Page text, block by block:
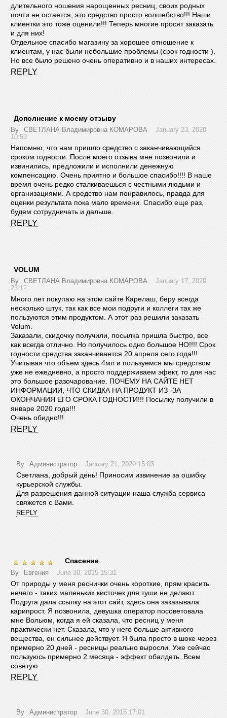
длительного ношения нарощенных ресниц, своих родных
почти не остается, это средство просто волшебство!!! Наши
клиентки это тоже оценили!!! Теперь многие просят заказать
и для них!
Отдельное спасибо магазину за хорошее отношение к
клиентам, у нас были небольшие проблемы (срок годности ).
Но все было решено очень оперативно и в наших интересах.
REPLY
Дополнение к моему отзыву
By СВЕТЛАНА Владимировна КОМАРОВА
January 23, 2020
10:53
Напомню, что нам пришло средство с заканчивающийся
сроком годности. После моего отзыва мне позвонили и
извинились, предложили и исполнили денежную
компенсацию. Очень приятно и большое спасибо!!!! В наше
время очень редко сталкиваешься с честными людьми и
организациями. А средство нам понравилось, правда для
оценки результата пока мало времени. Спасибо еще раз,
будем сотрудничать и дальше.
REPLY
VOLUM
By СВЕТЛАНА Владимировна КОМАРОВА
January 17, 2020
23:12
Много лет покупаю на этом сайте Карелаш, беру всегда
несколько штук, так как все мои подруги и коллеги так же
пользуются этим продуктом. А этот раз решили заказать
Volum.
Заказали, скидочку получили, посылка пришла быстро, все
как всегда отлично. Но получилось одно большое НО!!!! Срок
годности средства заканчивается 20 апреля сего года!!!
Учитывая что объем здесь 4мл и пользуемся мы средством
уже не ежедневно, а просто поддерживаем эфект, то для нас
это большое разочарование. ПОЧЕМУ НА САЙТЕ НЕТ
ИНФОРМАЦИИ, ЧТО СКИДКА НА ПРОДУКТ ИЗ -ЗА
ОКОНЧАНИЯ ЕГО СРОКА ГОДНОСТИ!!! Посылку получили в
январе 2020 года!!!
Очень обидно!!!
REPLY
By Администратор January 21, 2020 15:03
Светлана, добрый день! Приносим извинение за ошибку
курьерской службы.
Для разрешения данной ситуации наша служба сервиса
свяжется с Вами.
REPLY
Спасение
By Евгения June 30, 2015 15:31
От природы у меня реснички очень короткие, прям красить
нечего - таких маленьких кисточек для туши не делают.
Подруга дала ссылку на этот сайт, здесь она заказывала
карипрост. Я позвонила, девушка оператор посоветовала
мне Вольюм, когда я ей сказала, что ресниц у меня
практически нет. Сказала, что у него больше активного
вещества, он сильнее действует. Я была просто в шоке через
примерно 20 дней - ресницы реально выросли. Уже сейчас
пользуюсь примерно 2 месяца - эффект обалдеть. Всем
советую.
REPLY
By Администратор June 30, 2015 17:01